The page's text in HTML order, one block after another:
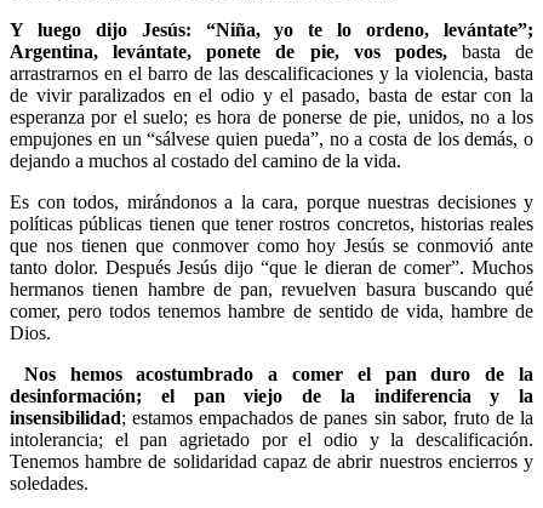
Y luego dijo Jesús: “Niña, yo te lo ordeno, levántate”;
Argentina, levántate, ponete de pie, vos podes, basta de
arrastrarnos en el barro de las descalificaciones y la violencia, basta
de vivir paralizados en el odio y el pasado, basta de estar con la
esperanza por el suelo; es hora de ponerse de pie, unidos, no a los
empujones en un “sálvese quien pueda”, no a costa de los demás, o
dejando a muchos al costado del camino de la vida.
Es con todos, mirándonos a la cara, porque nuestras decisiones y
políticas públicas tienen que tener rostros concretos, historias reales
que nos tienen que conmover como hoy Jesús se conmovió ante
tanto dolor. Después Jesús dijo “que le dieran de comer”. Muchos
hermanos tienen hambre de pan, revuelven basura buscando qué
comer, pero todos tenemos hambre de sentido de vida, hambre de
Dios.
Nos hemos acostumbrado a comer el pan duro de la
desinformación; el pan viejo de la indiferencia y la
insensibilidad; estamos empachados de panes sin sabor, fruto de la
intolerancia; el pan agrietado por el odio y la descalificación.
Tenemos hambre de solidaridad capaz de abrir nuestros encierros y
soledades.